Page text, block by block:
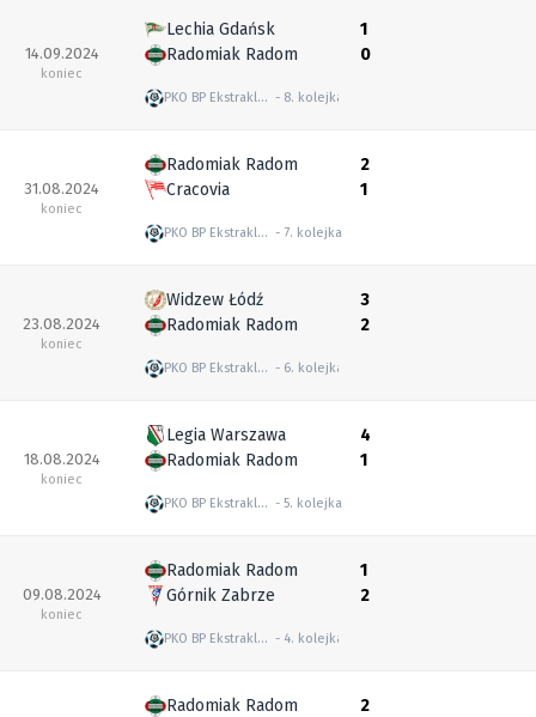
14.09.2024
koniec
Lechia Gdańsk
Radomiak Radom
PKO BP Ekstraklasa 8. kolejka
1
0
31.08.2024
koniec
Radomiak Radom
Cracovia
PKO BP Ekstraklasa 7. kolejka
2
1
23.08.2024
koniec
Widzew Łódź
Radomiak Radom
PKO BP Ekstraklasa 6. kolejka
3
2
18.08.2024
koniec
Legia Warszawa
Radomiak Radom
PKO BP Ekstraklasa 5. kolejka
4
1
09.08.2024
koniec
Radomiak Radom
Górnik Zabrze
PKO BP Ekstraklasa 4. kolejka
1
2
Radomiak Radom
2